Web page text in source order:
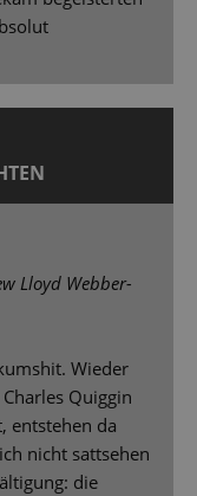
Lloyd Webber-
Wieder
Quiggin
entstehen da
nicht sattsehen
die